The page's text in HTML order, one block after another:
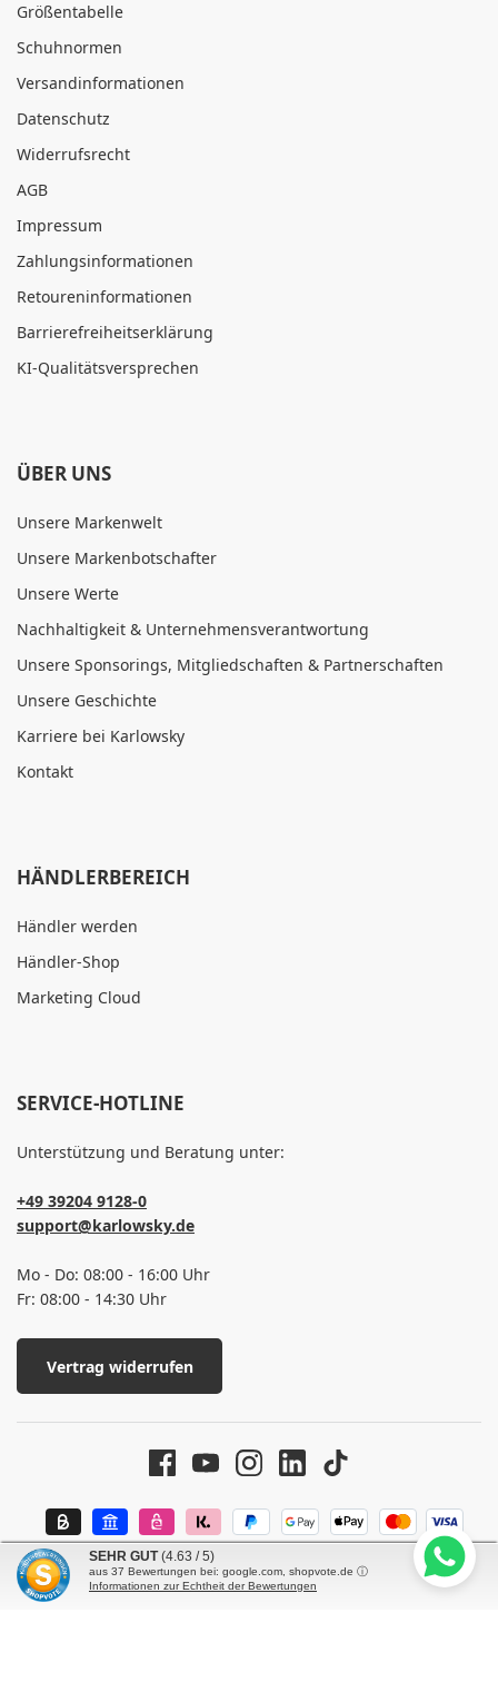
Größentabelle
Schuhnormen
Versandinformationen
Datenschutz
Widerrufsrecht
AGB
Impressum
Zahlungsinformationen
Retoureninformationen
Barrierefreiheitserklärung
KI-Qualitätsversprechen
ÜBER UNS
Unsere Markenwelt
Unsere Markenbotschafter
Unsere Werte
Nachhaltigkeit & Unternehmensverantwortung
Unsere Sponsorings, Mitgliedschaften & Partnerschaften
Unsere Geschichte
Karriere bei Karlowsky
Kontakt
HÄNDLERBEREICH
Händler werden
Händler-Shop
Marketing Cloud
SERVICE-HOTLINE
Unterstützung und Beratung unter:
+49 39204 9128-0
support@karlowsky.de
Mo - Do: 08:00 - 16:00 Uhr
Fr: 08:00 - 14:30 Uhr
Vertrag widerrufen
SEHR GUT (4.63 / 5)
aus 37 Bewertungen bei: google.com, shopvote.de ⓘ
Informationen zur Echtheit der Bewertungen